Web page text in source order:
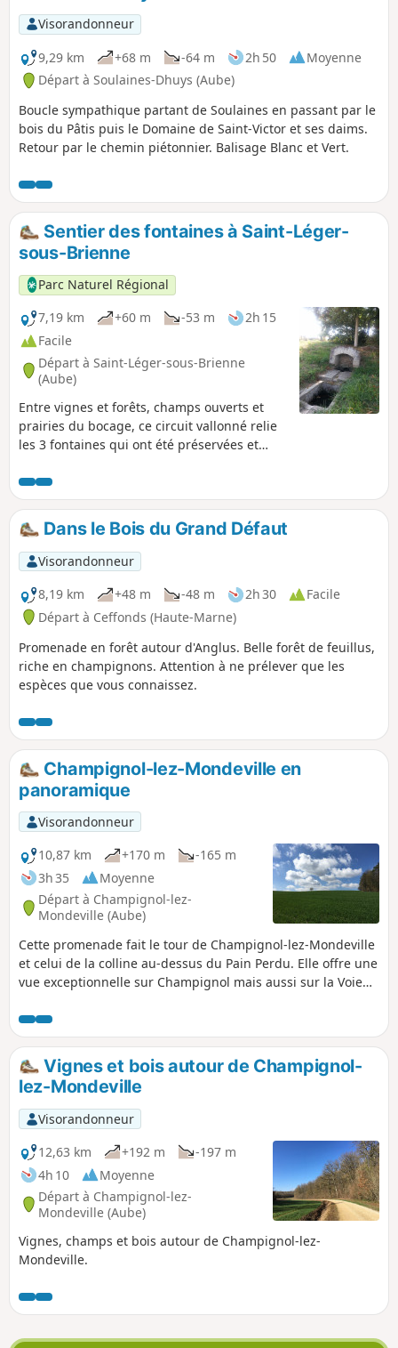
Visorandonneur
9,29 km
+68 m -64 m 2h 50
Moyenne
Départ à Soulaines-Dhuys (Aube)
Boucle sympathique partant de Soulaines en passant par le
bois du Pâtis puis le Domaine de Saint-Victor et ses daims.
Retour par le chemin piétonnier. Balisage Blanc et Vert.
Sentier des fontaines à Saint-Léger-
sous-Brienne
Parc Naturel Régional
7,19 km
+60 m -53 m
2h 15
Facile
Départ à Saint-Léger-sous-Brienne
(Aube)
Entre vignes et forêts, champs ouverts et
prairies du bocage, ce circuit vallonné relie
les 3 fontaines qui ont été préservées et
commune.
Dans le Bois du Grand Défaut
Visorandonneur
8,19 km
+48 m -48 m 2h 30
Facile
Départ à Ceffonds (Haute-Marne)
Promenade en forêt autour d'Anglus. Belle forêt de feuillus,
riche en champignons. Attention à ne prélever que les
espèces que vous connaissez.
Champignol-lez-Mondeville en
panoramique
Visorandonneur
10,87 km
+170 m
-165 m
3h 35
Moyenne
Départ à Champignol-lez-
Mondeville (Aube)
Cette promenade fait le tour de Champignol-lez-Mondeville
et celui de la colline au-dessus du Pain Perdu. Elle offre une
vue exceptionnelle sur Champignol mais aussi sur la Voie
Vignes et bois autour de Champignol-
lez-Mondeville
Visorandonneur
12,63 km
+192 m
-197 m
4h 10
Moyenne
Départ à Champignol-lez-
Mondeville (Aube)
Vignes, champs et bois autour de Champignol-lez-
Mondeville.